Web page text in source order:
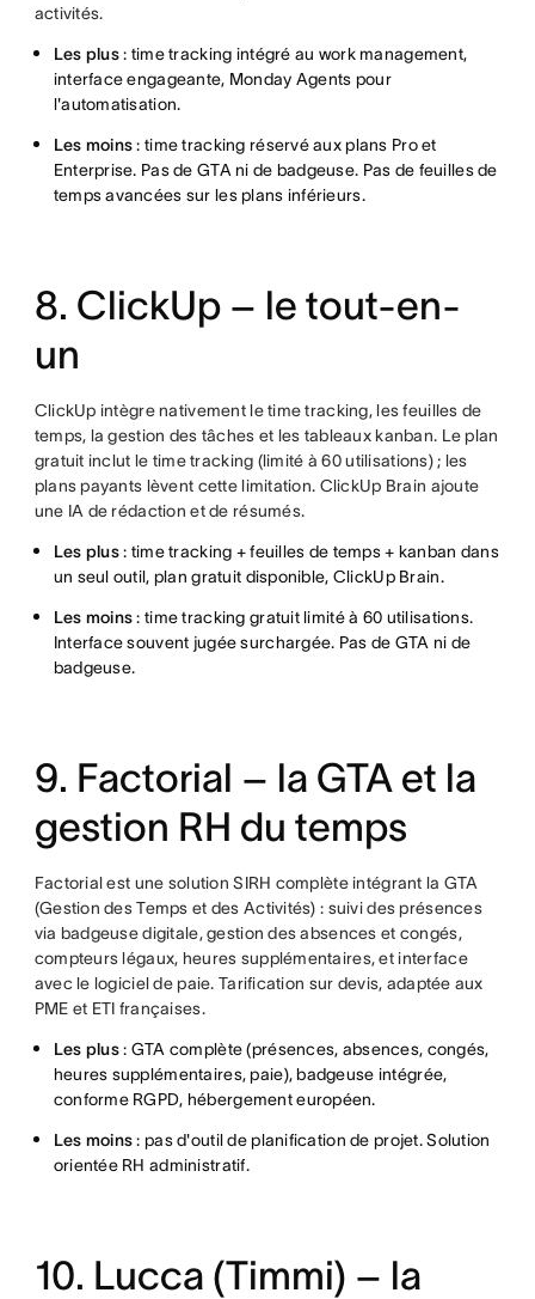
activités.
Les plus: time tracking intégré au work management,
interface engageante, Monday Agents pour
l'automatisation.
Les moins: time tracking réservé aux plans Pro et
Enterprise. Pas de GTA ni de badgeuse. Pas de feuilles de
temps avancées sur les plans inférieurs.
8. ClickUp – le tout-en-
un
ClickUp intègre nativement le time tracking, les feuilles de
temps, la gestion des tâches et les tableaux kanban. Le plan
gratuit inclut le time tracking (limité à 60 utilisations) ; les
plans payants lèvent cette limitation. ClickUp Brain ajoute
une IA de rédaction et de résumés.
Les plus: time tracking + feuilles de temps + kanban dans
un seul outil, plan gratuit disponible, ClickUp Brain.
Les moins: time tracking gratuit limité à 60 utilisations.
Interface souvent jugée surchargée. Pas de GTA ni de
badgeuse.
9. Factorial – la GTA et la
gestion RH du temps
Factorial est une solution SIRH complète intégrant la GTA
(Gestion des Temps et des Activités) : suivi des présences
via badgeuse digitale, gestion des absences et congés,
compteurs légaux, heures supplémentaires, et interface
avec le logiciel de paie. Tarification sur devis, adaptée aux
PME et ETI françaises.
Les plus: GTA complète (présences, absences, congés,
heures supplémentaires, paie), badgeuse intégrée,
conforme RGPD, hébergement européen.
Les moins: pas d'outil de planification de projet. Solution
orientée RH administratif.
10. Lucca (Timmi) – la